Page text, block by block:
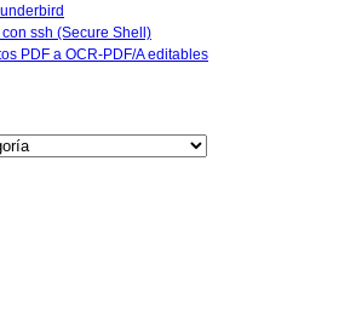
ssh (Secure Shell)
PDF a OCR-PDF/A editables